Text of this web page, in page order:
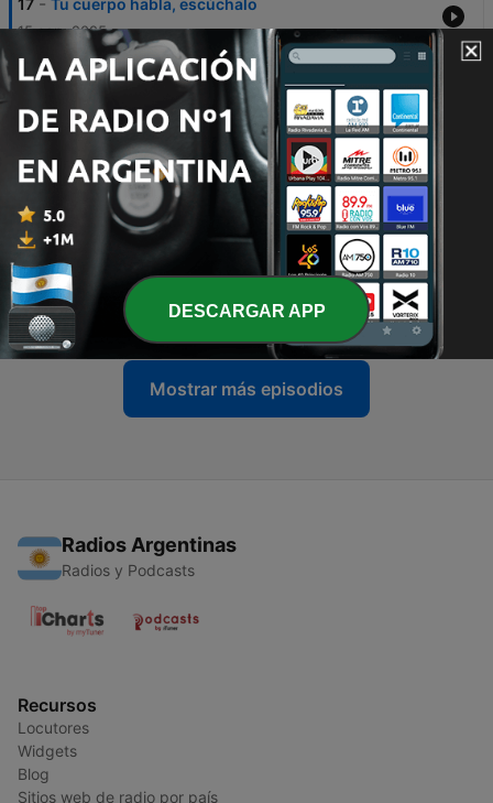
17 Tu cuerpo habla, escúchalo
15 sep. 2025
16 - FRECUENCIA COSMICA - El miedo como guía
FRECUENCIA COSMICA - Cómo soltar el pasado
18 ago. 2025
14 - FRECUENCIA COSMICA - La energia del dinero
21 jul. 2025
13 - FRECUENCIA COSMICA - El arte de confiar
08 jul. 2025
Mostrar más episodios
Radios Argentinas
Radios y Podcasts
Recursos
Locutores
Widgets
Blog
Sitios web de radio por país
DESCARGAR APP